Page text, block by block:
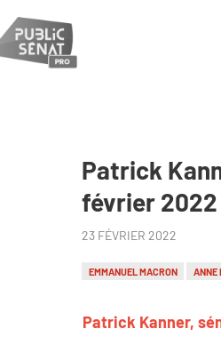
Patrick
février 2022
23 FÉVRIER 2022
EMMANUEL MACRON ANNE
Patrick Kanner,